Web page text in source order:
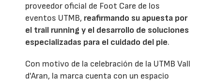
proveedor oficial de Foot Care de los
eventos UTMB, reafirmando su apuesta por
el trail running y el desarrollo de soluciones
especializadas para el cuidado del pie.
Con motivo de la celebración de la UTMB Vall
d'Aran, la marca cuenta con un espacio